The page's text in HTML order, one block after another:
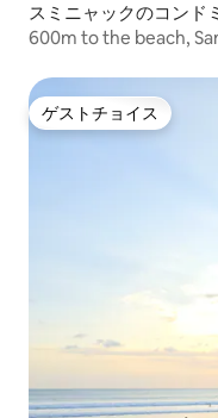
スミニャックのコンド
600m to the beach,
ゲストチョイス
ゲストチョイス